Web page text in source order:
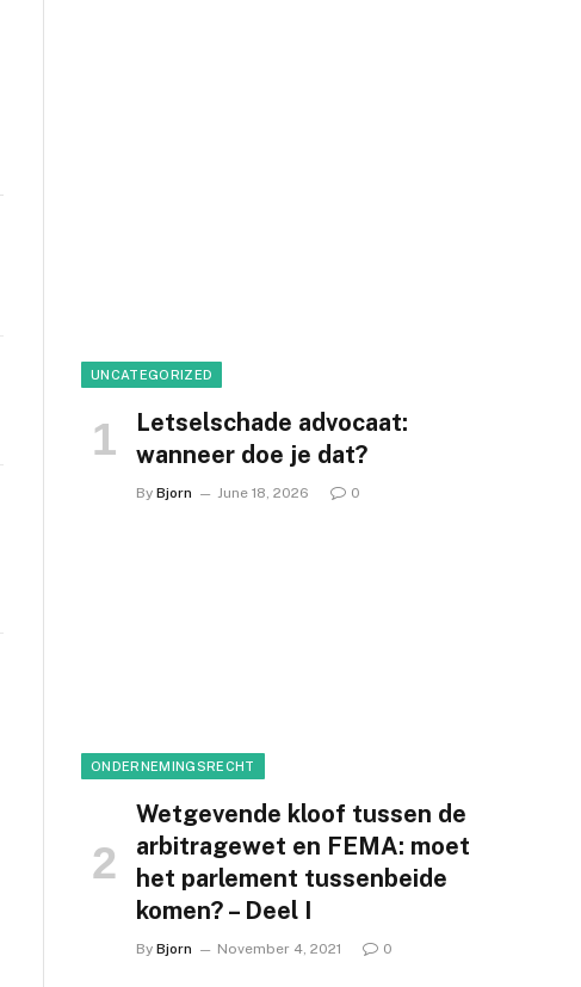
UNCATEGORIZED
Letselschade advocaat:
wanneer doe je dat?
By Bjorn June 18, 2026 0
ONDERNEMINGSRECHT
Wetgevende kloof tussen de
arbitragewet en FEMA: moet
het parlement tussenbeide
komen? – Deel I
By Bjorn November 4, 2021 0